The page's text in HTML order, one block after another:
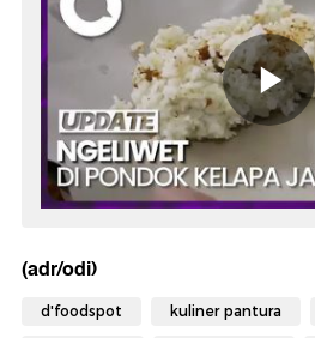
(adr/odi)
d'foodspot kuliner pantura